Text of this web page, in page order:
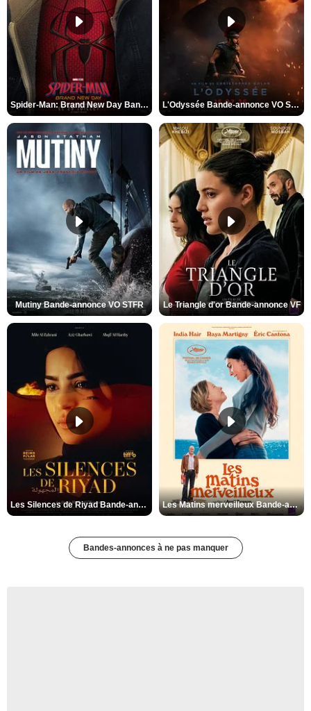
Spider-Man: Brand New Day Bande-annonce VO STFR L'Odyssée Bande-annonce VO STFR
Mutiny Bande-annonce VO STFR Le Triangle d'or Bande-annonce VF
Les Silences de Riyad Bande-annonce VO STFR Les Matins merveilleux Bande-annonce VF
Bandes-annonces à ne pas manquer